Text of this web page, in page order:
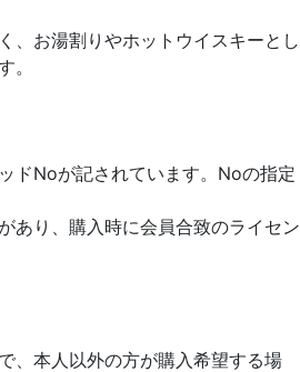
、お湯割りやホットウイスキーとし
。
ドNoが記されています。Noの指定
あり、購入時に会員合致のライセン
、本人以外の方が購入希望する場